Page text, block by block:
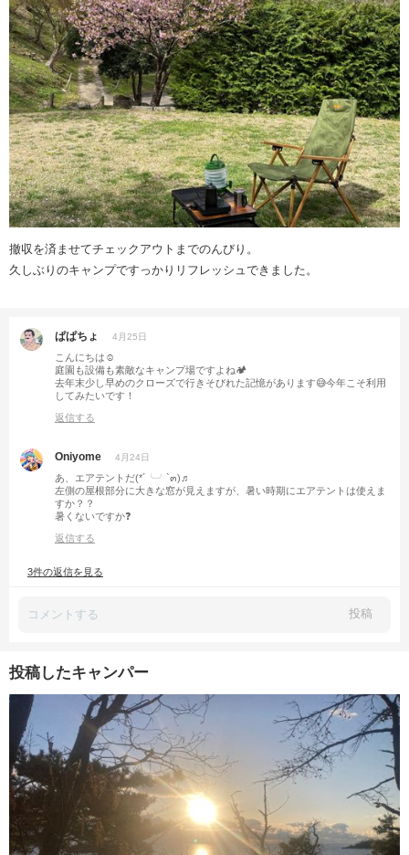
撤収を済ませてチェックアウトまでのんびり。
久しぶりのキャンプですっかりリフレッシュできました。
ぱぱちょ 4月25日
こんにちは☺️
庭園も設備も素敵なキャンプ場ですよね🏕️
去年末少し早めのクローズで行きそびれた記憶があります😅今年こそ利用
してみたいです！
返信する
Oniyome 4月24日
あ、エアテントだ(*´╰╯`๓)♬
左側の屋根部分に大きな窓が見えますが、暑い時期にエアテントは使えま
すか？？
暑くないですか❓
返信する
3件の返信を見る
投稿
投稿したキャンパー